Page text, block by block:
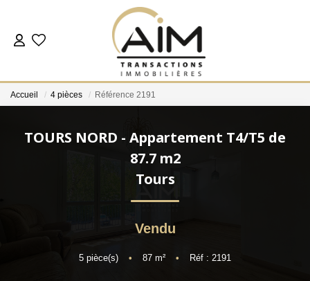
ACHETER
NOS AGENCES
Les Agences
Nous Rejoindre
Nos Témoignages
Accueil 4 pièces Référence 2191
TOURS NORD - Appartement T4/T5 de
87.7 m2
Tours
Vendu
5 pièce(s) • 87 m² • Réf : 2191